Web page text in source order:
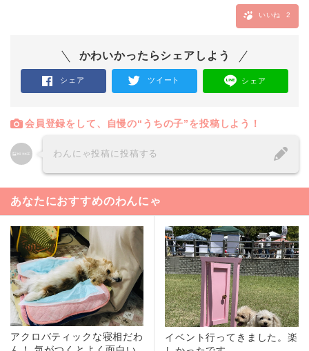
いいね 2
かわいかったらシェアしよう
シェア ツイート シェア
会員登録をして、自慢の“うちの子”を投稿しよう！
わんにゃ投稿に投稿する
あなたにおすすめのわんにゃ
アクロバティックな寝相だわ
イベント行ってきました。楽